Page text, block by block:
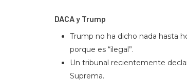
DACA y Trump
Trump no ha dicho nada hasta
porque es “ilegal”.
Un tribunal recientemente
Suprema.